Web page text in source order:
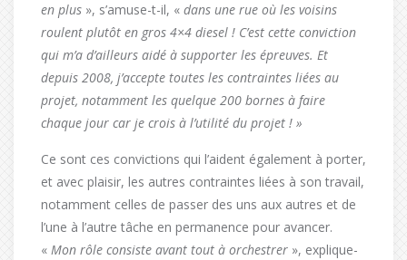
en plus », s’amuse-t-il, « dans une rue où les voisins
roulent plutôt en gros 4×4 diesel ! C’est cette conviction
qui m’a d’ailleurs aidé à supporter les épreuves. Et
depuis 2008, j’accepte toutes les contraintes liées au
projet, notamment les quelque 200 bornes à faire
chaque jour car je crois à l’utilité du projet ! »
Ce sont ces convictions qui l’aident également à porter,
et avec plaisir, les autres contraintes liées à son travail,
notamment celles de passer des uns aux autres et de
l’une à l’autre tâche en permanence pour avancer.
« Mon rôle consiste avant tout à orchestrer », explique-